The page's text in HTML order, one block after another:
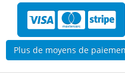
Plus de moyens de